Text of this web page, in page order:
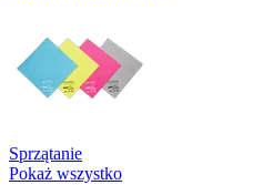
Sprzątanie
Pokaż wszystko